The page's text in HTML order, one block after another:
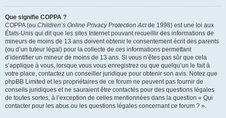
Que signifie COPPA ?
COPPA (ou Children’s Online Privacy Protection Actde 1998) est une loi aux
États-Unis qui dit que les sites Internet pouvant recueillir des informations de
mineurs de moins de 13 ans doivent obtenir le consentement écrit des parents
(ou d’un tuteur légal) pour la collecte de ces informations permettant
d’identifier un mineur de moins de 13 ans. Si vous n’êtes pas sûr que cela
s’applique à vous, lorsque vous vous enregistrez ou que quelqu’un le fait à
votre place, contactez un conseiller juridique pour obtenir son avis. Notez que
phpBB Limited et les propriétaires de ce forum ne peuvent pas fournir de
conseils juridiques et ne sauraient être contactés pour des questions légales
de toutes sortes, à l’exception de celles mentionnées dans la question « Qui
contacter pour les abus ou les questions légales concernant ce forum ? ».